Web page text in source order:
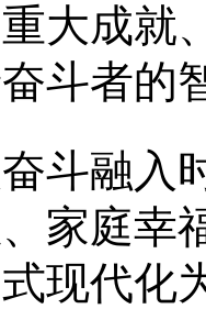
大成就
斗者的
融入时
家庭幸
现代化